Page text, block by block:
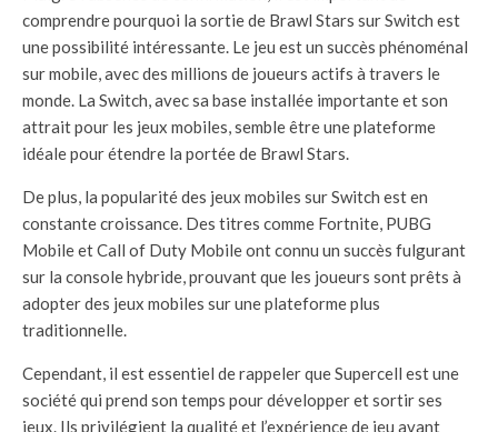
comprendre pourquoi la sortie de Brawl Stars sur Switch est
une possibilité intéressante. Le jeu est un succès phénoménal
sur mobile, avec des millions de joueurs actifs à travers le
monde. La Switch, avec sa base installée importante et son
attrait pour les jeux mobiles, semble être une plateforme
idéale pour étendre la portée de Brawl Stars.
De plus, la popularité des jeux mobiles sur Switch est en
constante croissance. Des titres comme Fortnite, PUBG
Mobile et Call of Duty Mobile ont connu un succès fulgurant
sur la console hybride, prouvant que les joueurs sont prêts à
adopter des jeux mobiles sur une plateforme plus
traditionnelle.
Cependant, il est essentiel de rappeler que Supercell est une
société qui prend son temps pour développer et sortir ses
jeux. Ils privilégient la qualité et l’expérience de jeu avant